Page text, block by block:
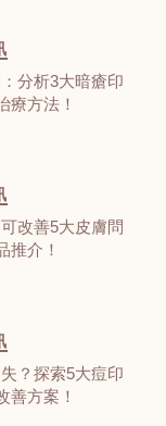
分析3大暗瘡印
療方法！
改善5大皮膚問
推介！
？探索5大痘印
善方案！